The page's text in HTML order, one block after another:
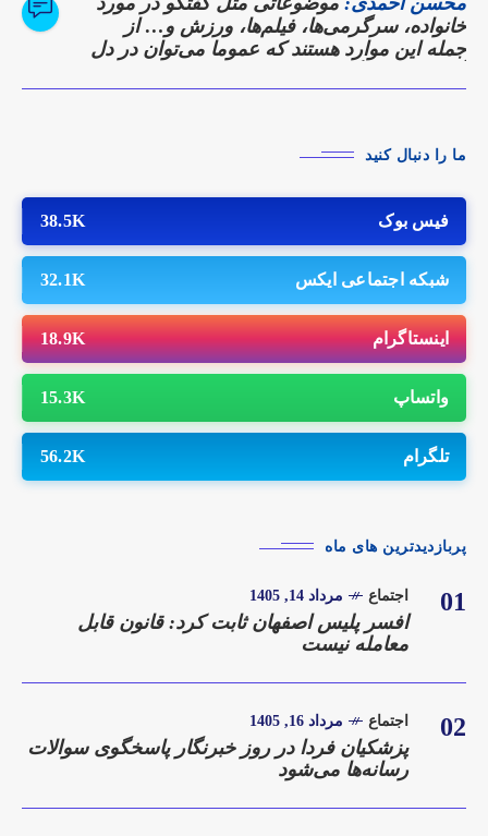
خانواده، سرگرمی‌ها، فیلم‌ها، ورزش و… از
جمله این موارد هستند که عموما می‌توان در دل
ما را دنبال کنید
فیس بوک 38.5K
شبکه اجتماعی ایکس 32.1K
اینستاگرام 18.9K
واتساپ 15.3K
تلگرام 56.2K
پربازدیدترین های ماه
01 اجتماع مرداد 14, 1405
افسر پلیس اصفهان ثابت کرد: قانون قابل
معامله نیست
02 اجتماع مرداد 16, 1405
پزشکیان فردا در روز خبرنگار پاسخگوی سوالات
رسانه‌ها می‌شود